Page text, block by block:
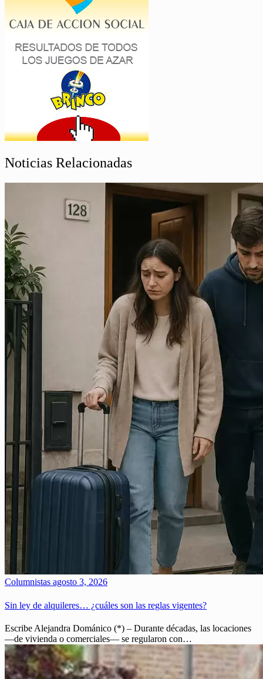
Noticias Relacionadas
Columnistas agosto 3, 2026
Sin ley de alquileres… ¿cuáles son las reglas vigentes?
Escribe Alejandra Dománico (*) – Durante décadas, las locaciones
—de vivienda o comerciales— se regularon con…